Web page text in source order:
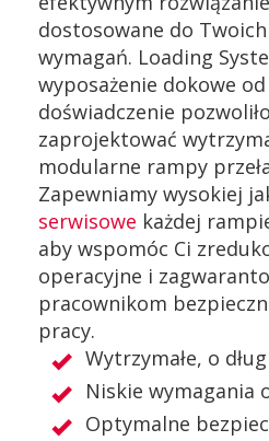
dostosowane do
wymagań. Loading
wyposażenie dokowe
doświadczenie
zaprojektować
modularne rampy
Zapewniamy wysokiej
serwisowe każdej
aby wspomóc Ci
operacyjne i
pracownikom
pracy.
Wytrzymałe, o
Niskie wymagania
Optymalne